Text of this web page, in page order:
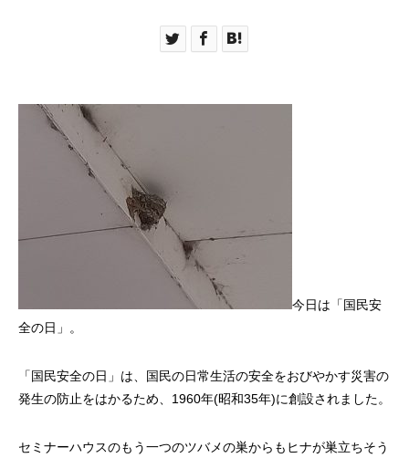
今日は「国民安
全の日」。
「国民安全の日」は、国民の日常生活の安全をおびやかす災害の
発生の防止をはかるため、1960年(昭和35年)に創設されました。
セミナーハウスのもう一つのツバメの巣からもヒナが巣立ちそう